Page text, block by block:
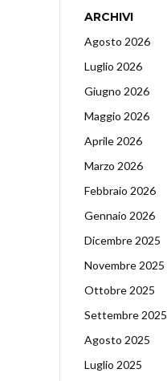
ARCHIVI
Agosto 2026
Luglio 2026
Giugno 2026
Maggio 2026
Aprile 2026
Marzo 2026
Febbraio 2026
Gennaio 2026
Dicembre 2025
Novembre 2025
Ottobre 2025
Settembre 2025
Agosto 2025
Luglio 2025